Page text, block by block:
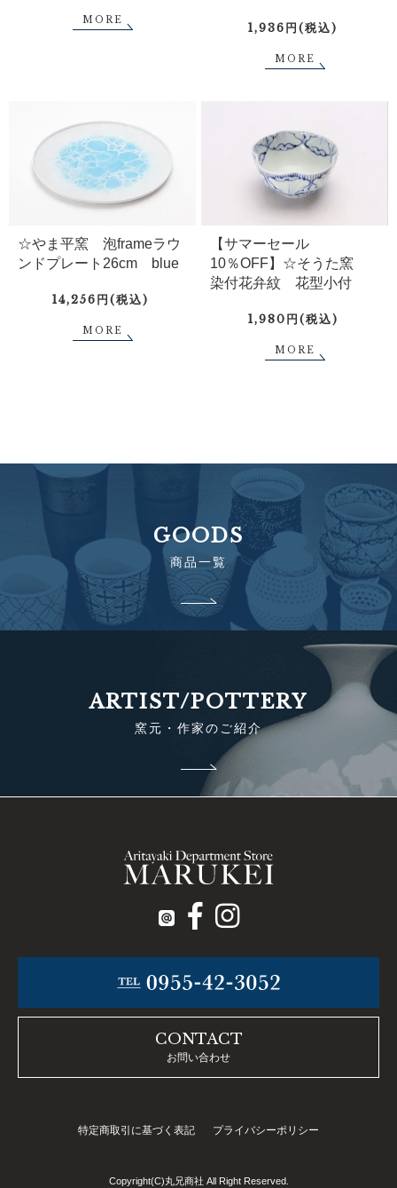
MORE
1,936円(税込)
MORE
☆やま平窯 泡frameラウ
ンドプレート26cm blue
14,256円(税込)
MORE
【サマーセール
10％OFF】☆そうた窯
染付花弁紋 花型小付
1,980円(税込)
MORE
GOODS
商品一覧
ARTIST/POTTERY
窯元・作家のご紹介
CONTACT
お問い合わせ
特定商取引に基づく表記 プライバシーポリシー
Copyright(C)丸兄商社 All Right Reserved.